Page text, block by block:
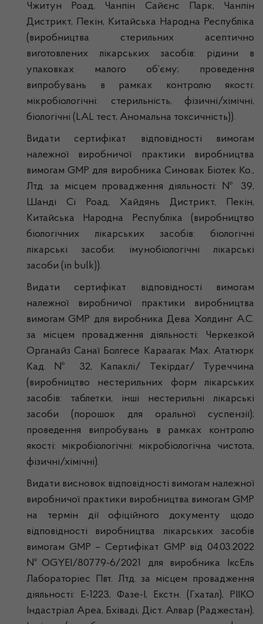
Чжитун Роад, Чанпін Сайєнс Парк, Чанпін
Дистрикт, Пекін, Китайська Народна Республіка
(виробництва стерильних асептично
виготовлених лікарських засобів: рідини в
упаковках малого об’єму; проведення
випробувань в рамках контролю якості:
мікробіологічні: стерильність, фізичні/хімічні,
біологічні (LAL тест, Аномальна токсичність)).
Видати сертифікат відповідності вимогам
належної виробничої практики виробництва
вимогам GMP для виробника Синовак Біотек Ко.,
Лтд. за місцем провадження діяльності: № 39,
Шанді Сі Роад, Хайдянь Дистрикт, Пекін,
Китайська Народна Республіка (виробництво
біологічних лікарських засобів: біологічні
лікарські засоби: імунобіологічні лікарські
засоби (in bulk)).
Видати сертифікат відповідності вимогам
належної виробничої практики виробництва
вимогам GMP для виробника Дева Холдинг А.С.
за місцем провадження діяльності: Черкезкой
Органайз Санаї Болгесе Караагак Мах. Ататюрк
Кад. № 32, Капаклі/ Текірдаг/ Туреччина
(виробництво нестерильних форм лікарських
засобів: таблетки, інші нестерильні лікарські
засоби (порошок для оральної суспензії);
проведення випробувань в рамках контролю
якості: мікробіологічні: мікробіологічна чистота,
фізичні/хімічні).
Видати висновок відповідності вимогам належної
виробничої практики виробництва вимогам GMP
на термін дії офіційного документу щодо
відповідності виробництва лікарських засобів
вимогам GMP – Сертифікат GMP від 04.03.2022
№OGYEI/80779-6/2021 для виробника ІксЕль
Лабораторіес Пвт. Лтд. за місцем провадження
діяльності: Е-1223, Фазе-І, Екстн. (Гхатал), РІІКО
Індастріал Ареа, Бхіваді, Діст. Алвар (Раджестан),